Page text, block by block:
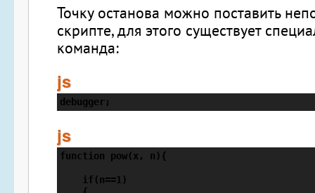
Точку останова можно поставить
скрипте, для этого существует
команда:
js
debugger;
js
function pow(x, n){
    if(n==1)